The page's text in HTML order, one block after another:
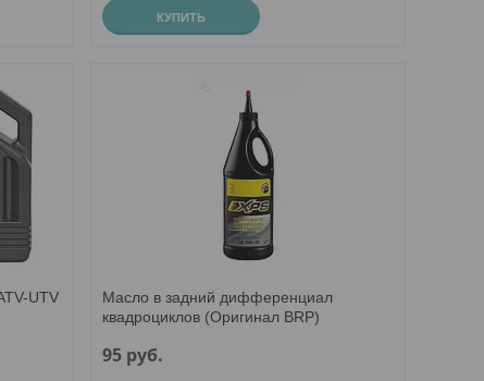
КУПИТЬ
UTV
Масло в задний дифференциал
квадроциклов (Оригинал BRP)
95 руб.